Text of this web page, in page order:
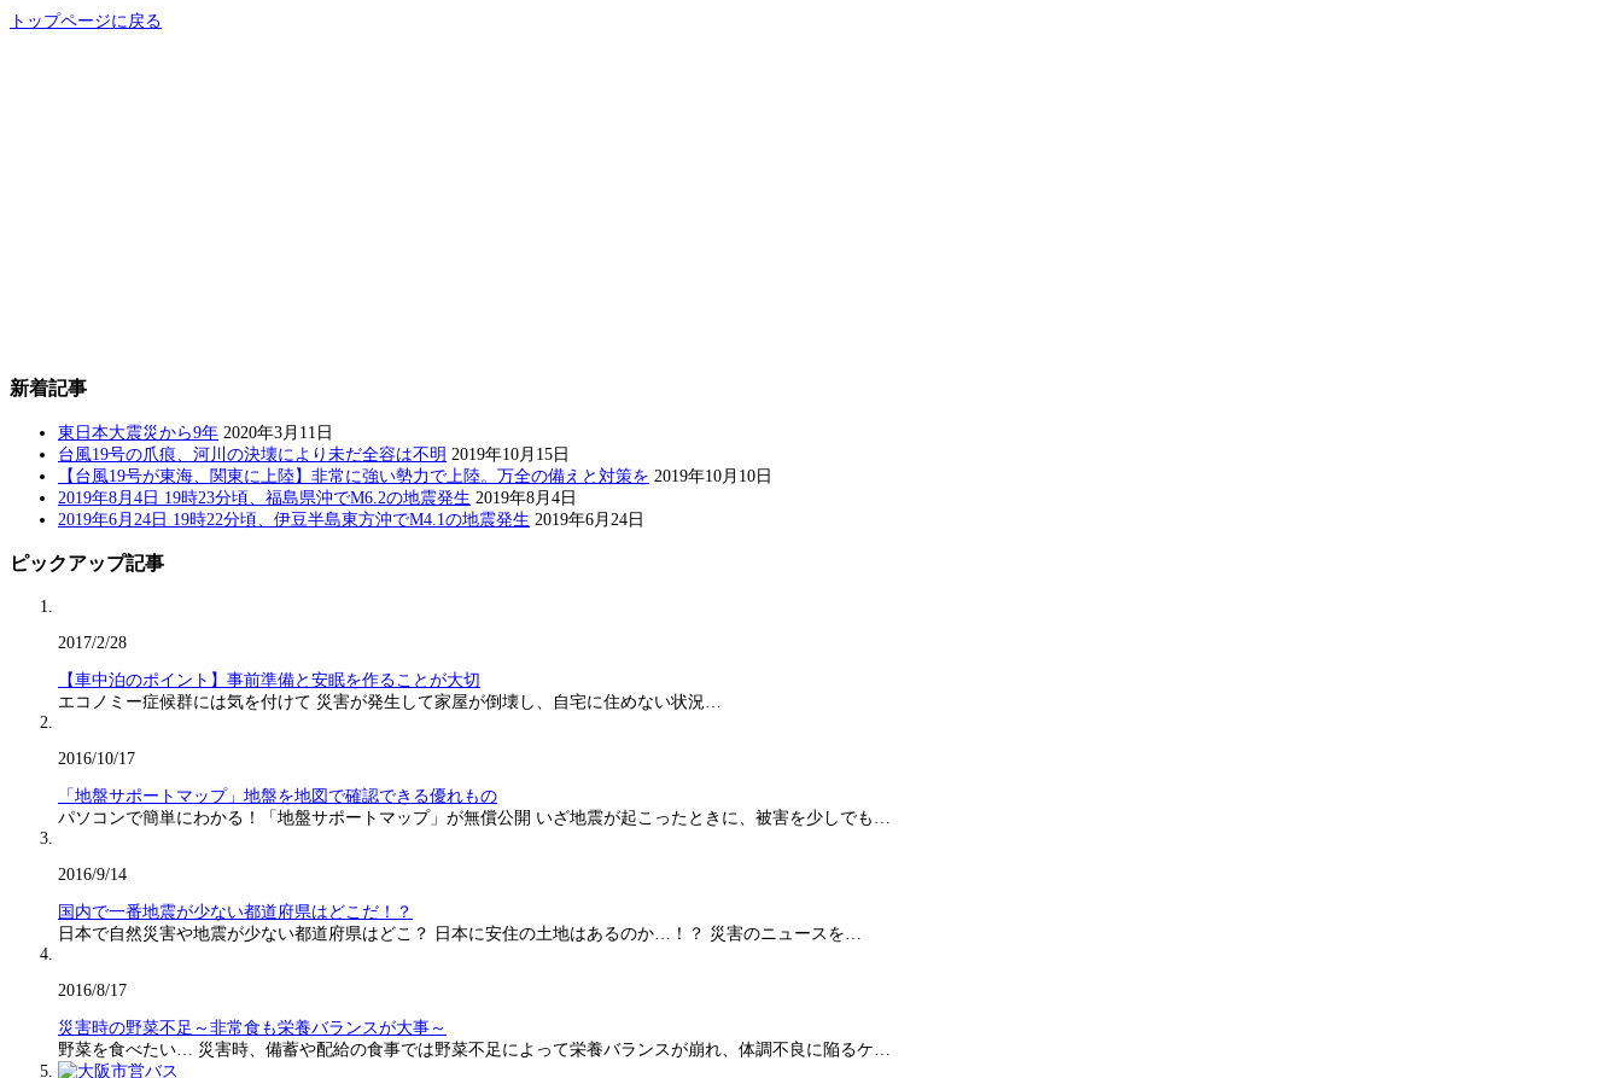
トップページに戻る
新着記事
東日本大震災から9年 2020年3月11日
台風19号の爪痕、河川の決壊により未だ全容は不明 2019年10月15日
【台風19号が東海、関東に上陸】非常に強い勢力で上陸。万全の備えと対策を 2019年10月10日
2019年8月4日 19時23分頃、福島県沖でM6.2の地震発生 2019年8月4日
2019年6月24日 19時22分頃、伊豆半島東方沖でM4.1の地震発生 2019年6月24日
ピックアップ記事
2017/2/28
【車中泊のポイント】事前準備と安眠を作ることが大切
エコノミー症候群には気を付けて 災害が発生して家屋が倒壊し、自宅に住めない状況…
2016/10/17
「地盤サポートマップ」地盤を地図で確認できる優れもの
パソコンで簡単にわかる！「地盤サポートマップ」が無償公開 いざ地震が起こったときに、被害を少しでも…
2016/9/14
国内で一番地震が少ない都道府県はどこだ！？
日本で自然災害や地震が少ない都道府県はどこ？ 日本に安住の土地はあるのか…！？ 災害のニュースを…
2016/8/17
災害時の野菜不足～非常食も栄養バランスが大事～
野菜を食べたい… 災害時、備蓄や配給の食事では野菜不足によって栄養バランスが崩れ、体調不良に陥るケ…